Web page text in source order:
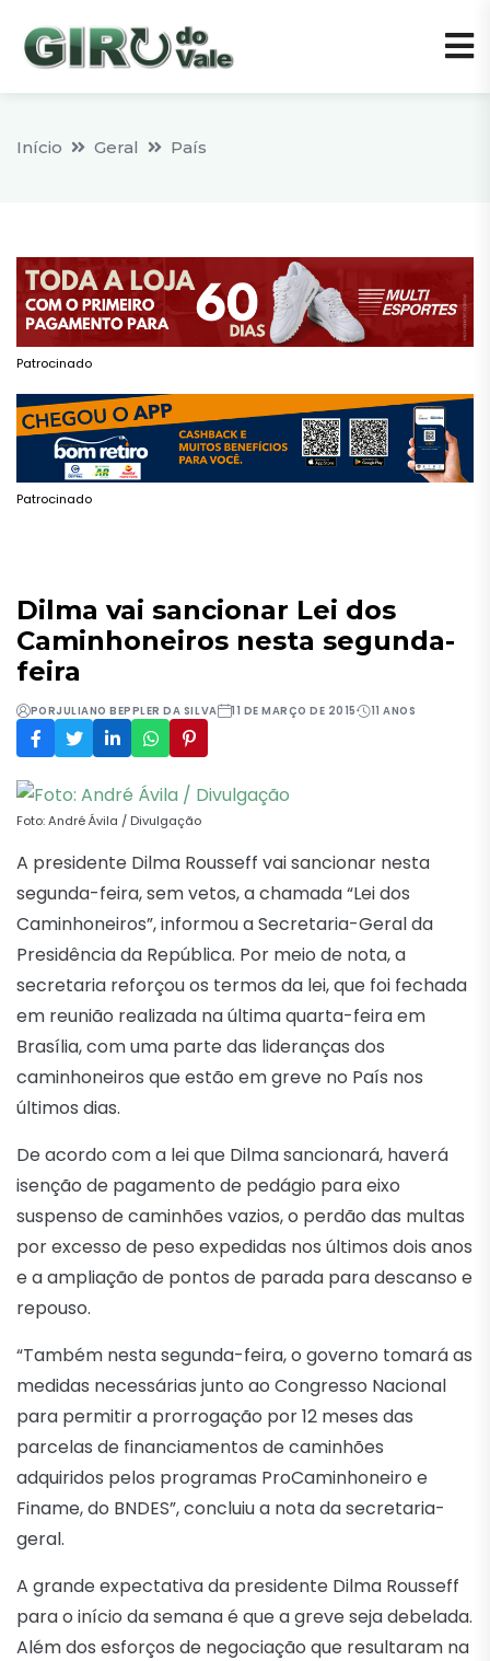
Início Geral País
Patrocinado
Patrocinado
Dilma vai sancionar Lei dos
Caminhoneiros nesta segunda-
feira
PORJULIANO BEPPLER DA SILVA 11 DE MARÇO DE 2015 11 ANOS
Foto: André Ávila / Divulgação
A presidente Dilma Rousseff vai sancionar nesta
segunda-feira, sem vetos, a chamada “Lei dos
Caminhoneiros”, informou a Secretaria-Geral da
Presidência da República. Por meio de nota, a
secretaria reforçou os termos da lei, que foi fechada
em reunião realizada na última quarta-feira em
Brasília, com uma parte das lideranças dos
caminhoneiros que estão em greve no País nos
últimos dias.
De acordo com a lei que Dilma sancionará, haverá
isenção de pagamento de pedágio para eixo
suspenso de caminhões vazios, o perdão das multas
por excesso de peso expedidas nos últimos dois anos
e a ampliação de pontos de parada para descanso e
repouso.
“Também nesta segunda-feira, o governo tomará as
medidas necessárias junto ao Congresso Nacional
para permitir a prorrogação por 12 meses das
parcelas de financiamentos de caminhões
adquiridos pelos programas ProCaminhoneiro e
Finame, do BNDES”, concluiu a nota da secretaria-
geral.
A grande expectativa da presidente Dilma Rousseff
para o início da semana é que a greve seja debelada.
Além dos esforços de negociação que resultaram na